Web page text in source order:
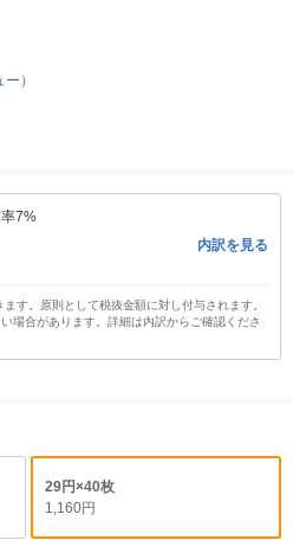
）
7%
内訳を見る
す。原則として税抜金額に対し付与されます。
場合があります。詳細は内訳からご確認くださ
29円×40枚
1,160円